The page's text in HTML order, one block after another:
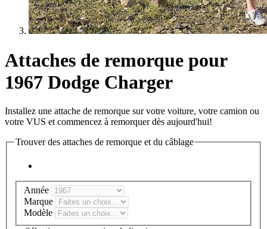
Attaches de remorque pour
1967 Dodge Charger
Installez une attache de remorque sur votre voiture, votre camion ou
votre VUS et commencez à remorquer dès aujourd'hui!
Trouver des attaches de remorque et du câblage
Année
Marque
Modèle